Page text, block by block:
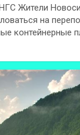
Жители
на
контейнерные